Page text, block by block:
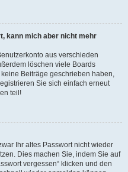
kann mich aber nicht mehr
aus verschieden
löschen viele Boards
Beiträge geschrieben haben,
Sie sich einfach erneut
teil!
Ihr altes Passwort nicht wieder
Dies machen Sie, indem Sie auf
vergessen“ klicken und den